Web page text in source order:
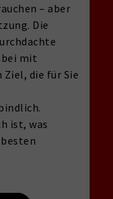
– aber
Die
mit
die für Sie
ist, was